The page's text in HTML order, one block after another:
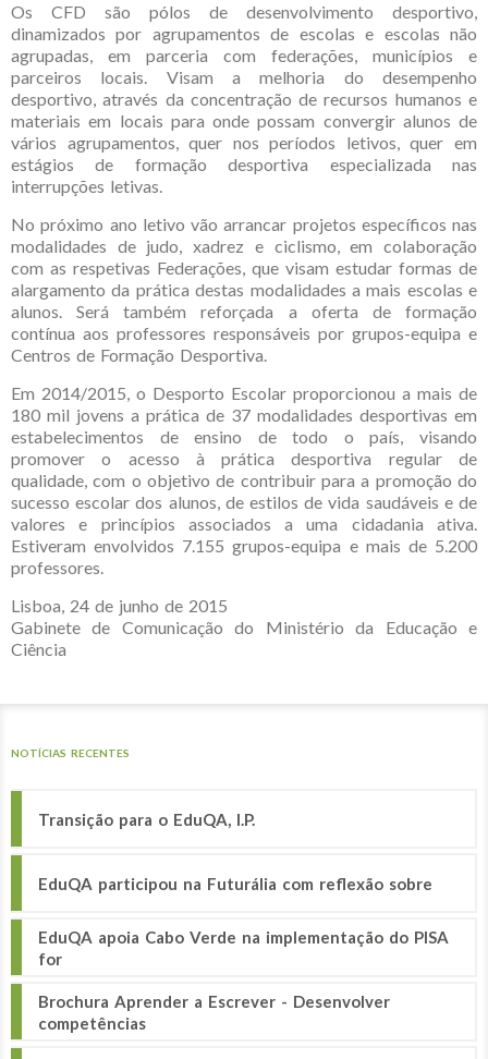
Os CFD são pólos de desenvolvimento desportivo,
dinamizados por agrupamentos de escolas e escolas não
agrupadas, em parceria com federações, municípios e
parceiros locais. Visam a melhoria do desempenho
desportivo, através da concentração de recursos humanos e
materiais em locais para onde possam convergir alunos de
vários agrupamentos, quer nos períodos letivos, quer em
estágios de formação desportiva especializada nas
interrupções letivas.
No próximo ano letivo vão arrancar projetos específicos nas
modalidades de judo, xadrez e ciclismo, em colaboração
com as respetivas Federações, que visam estudar formas de
alargamento da prática destas modalidades a mais escolas e
alunos. Será também reforçada a oferta de formação
contínua aos professores responsáveis por grupos-equipa e
Centros de Formação Desportiva.
Em 2014/2015, o Desporto Escolar proporcionou a mais de
180 mil jovens a prática de 37 modalidades desportivas em
estabelecimentos de ensino de todo o país, visando
promover o acesso à prática desportiva regular de
qualidade, com o objetivo de contribuir para a promoção do
sucesso escolar dos alunos, de estilos de vida saudáveis e de
valores e princípios associados a uma cidadania ativa.
Estiveram envolvidos 7.155 grupos-equipa e mais de 5.200
professores.
Lisboa, 24 de junho de 2015
Gabinete de Comunicação do Ministério da Educação e
Ciência
NOTÍCIAS RECENTES
Transição para o EduQA, I.P.
EduQA participou na Futurália com reflexão sobre
EduQA apoia Cabo Verde na implementação do PISA
for
Brochura Aprender a Escrever - Desenvolver
competências